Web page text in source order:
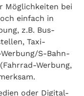
Möglichkeiten bei
einfach in
z.B. Bus-
Taxi-
S-Bahn-
Werbung,
oder Digital-